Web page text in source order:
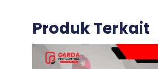
Produk Terkait